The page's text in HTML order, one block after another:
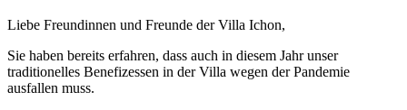
Liebe Freundinnen und Freunde der Villa Ichon,
Sie haben bereits erfahren, dass auch in diesem Jahr unser
traditionelles Benefizessen in der Villa wegen der Pandemie
ausfallen muss.